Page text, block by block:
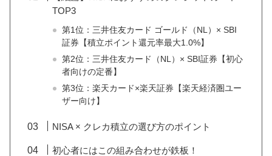
TOP3
第1位：三井住友カード ゴールド（NL）× SBI
証券【積立ポイント還元率最大1.0%】
第2位：三井住友カード（NL）× SBI証券【初心
者向けの定番】
第3位：楽天カード×楽天証券【楽天経済圏ユー
ザー向け】
NISA × クレカ積立の選び方のポイント
初心者にはこの組み合わせが鉄板！